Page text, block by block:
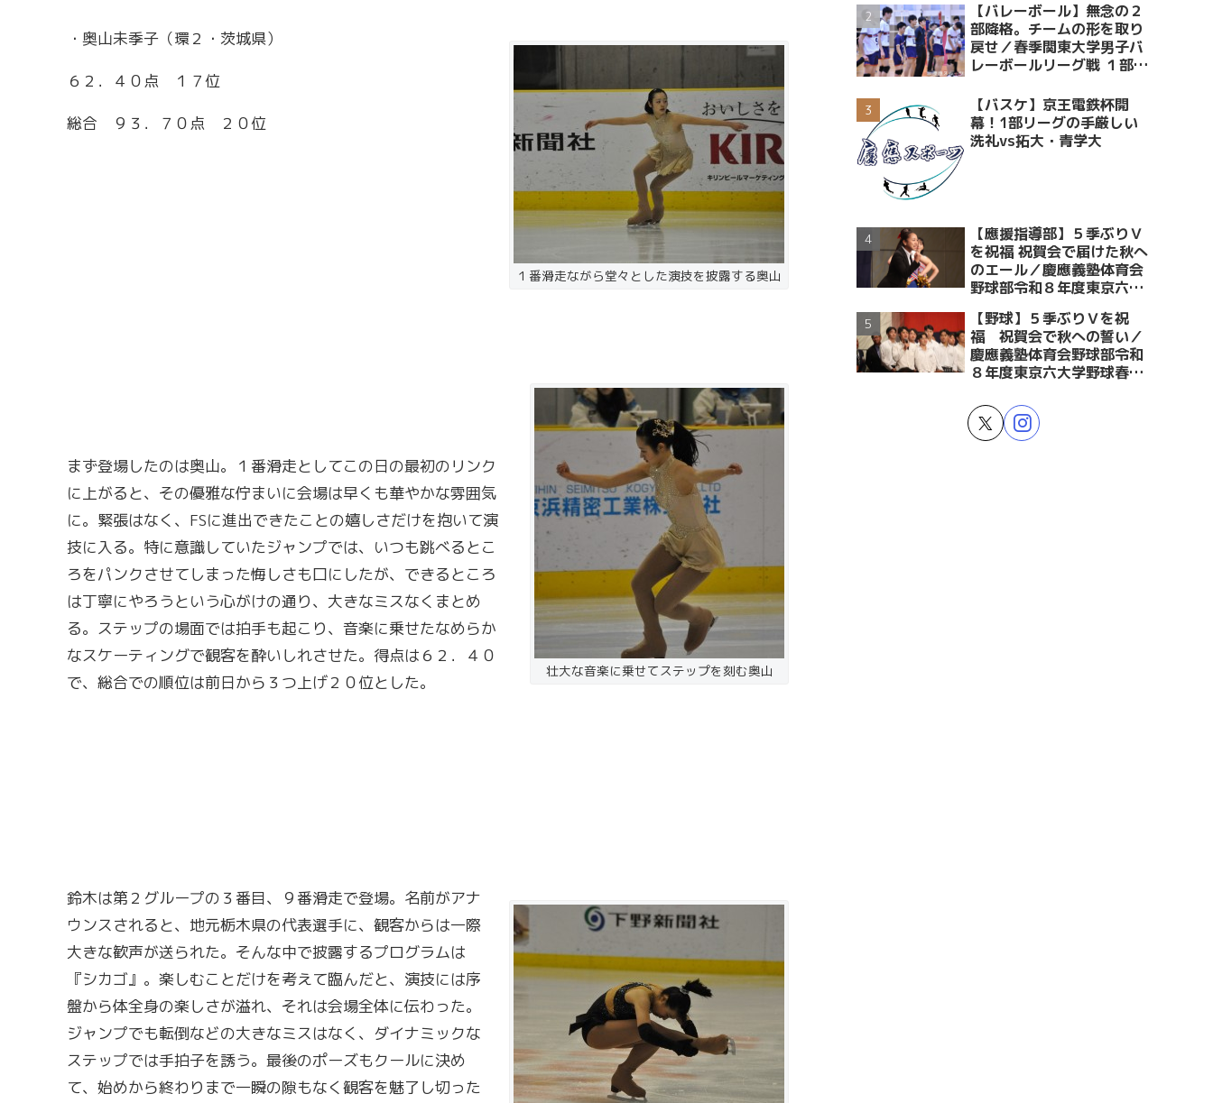
１番滑走ながら堂々とした演技を披露する奥山
・奥山未季子（環２・茨城県）
６２．４０点 １７位
総合 ９３．７０点 ２０位
壮大な音楽に乗せてステップを刻む奥山
まず登場したのは奥山。１番滑走としてこの日の最初のリンク
に上がると、その優雅な佇まいに会場は早くも華やかな雰囲気
に。緊張はなく、FSに進出できたことの嬉しさだけを抱いて演
技に入る。特に意識していたジャンプでは、いつも跳べるとこ
ろをパンクさせてしまった悔しさも口にしたが、できるところ
は丁寧にやろうという心がけの通り、大きなミスなくまとめ
る。ステップの場面では拍手も起こり、音楽に乗せたなめらか
なスケーティングで観客を酔いしれさせた。得点は６２．４０
で、総合での順位は前日から３つ上げ２０位とした。
鈴木は第２グループの３番目、９番滑走で登場。名前がアナ
ウンスされると、地元栃木県の代表選手に、観客からは一際
大きな歓声が送られた。そんな中で披露するプログラムは
『シカゴ』。楽しむことだけを考えて臨んだと、演技には序
盤から体全身の楽しさが溢れ、それは会場全体に伝わった。
ジャンプでも転倒などの大きなミスはなく、ダイナミックな
ステップでは手拍子を誘う。最後のポーズもクールに決め
て、始めから終わりまで一瞬の隙もなく観客を魅了し切った
【バレーボール】無念の２
部降格。チームの形を取り
戻せ／春季関東大学男子バ
レーボールリーグ戦 １部・
【バスケ】京王電鉄杯開
幕！1部リーグの手厳しい
洗礼vs拓大・青学大
【應援指導部】５季ぶりＶ
を祝福 祝賀会で届けた秋へ
のエール／慶應義塾体育会
野球部令和８年度東京六大
賀会～後編～
【野球】５季ぶりＶを祝
福 祝賀会で秋への誓い／
慶應義塾体育会野球部令和
８年度東京六大学野球春季
～